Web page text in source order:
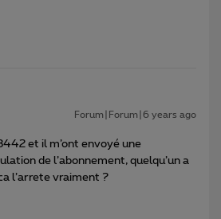
Forum|Forum|6 years ago
et il m’ont envoyé une
de l’abonnement, quelqu’un a
l’arrete vraiment ?